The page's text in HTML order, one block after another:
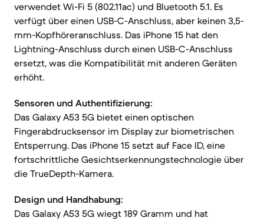
verwendet Wi-Fi 5 (802.11ac) und Bluetooth 5.1. Es
verfügt über einen USB-C-Anschluss, aber keinen 3,5-
mm-Kopfhöreranschluss. Das iPhone 15 hat den
Lightning-Anschluss durch einen USB-C-Anschluss
ersetzt, was die Kompatibilität mit anderen Geräten
erhöht.
Sensoren und Authentifizierung:
Das Galaxy A53 5G bietet einen optischen
Fingerabdrucksensor im Display zur biometrischen
Entsperrung. Das iPhone 15 setzt auf Face ID, eine
fortschrittliche Gesichtserkennungstechnologie über
die TrueDepth-Kamera.
Design und Handhabung:
Das Galaxy A53 5G wiegt 189 Gramm und hat